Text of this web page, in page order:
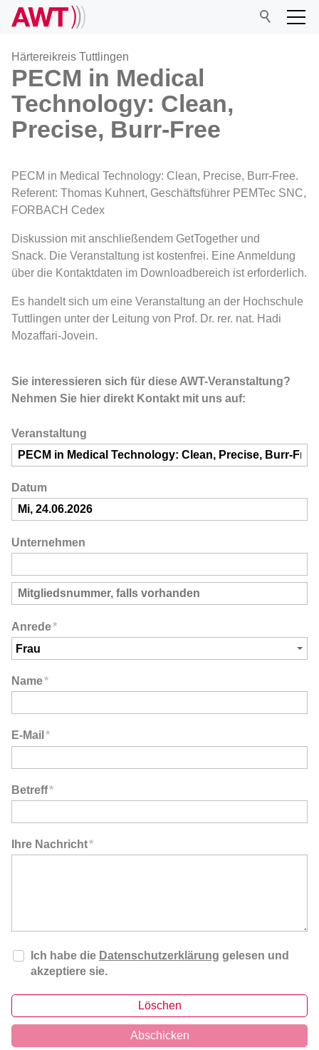
AWT
Netzwerk
Veranstaltungen
Forschung
Mitgliedschaft
Härtereikreis Tuttlingen
PECM in Medical
Technology: Clean,
Precise, Burr-Free
PECM in Medical Technology: Clean, Precise, Burr-Free.
Referent: Thomas Kuhnert, Geschäftsführer PEMTec SNC,
FORBACH Cedex
Diskussion mit anschließendem GetTogether und
Snack. Die Veranstaltung ist kostenfrei. Eine Anmeldung
über die Kontaktdaten im Downloadbereich ist erforderlich.
Es handelt sich um eine Veranstaltung an der Hochschule
Tuttlingen unter der Leitung von Prof. Dr. rer. nat. Hadi
Mozaffari-Jovein.
Sie interessieren sich für diese AWT-Veranstaltung?
Nehmen Sie hier direkt Kontakt mit uns auf:
Veranstaltung
Datum
Unternehmen
Anrede*
Name*
E-Mail *
Betreff*
Ihre Nachricht*
Ich habe die Datenschutzerklärung gelesen und
akzeptiere sie.
Löschen
Abschicken